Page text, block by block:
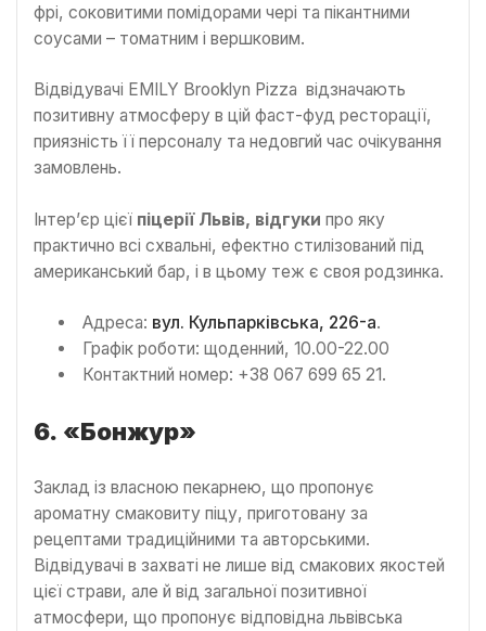
фрі, соковитими помідорами чері та пікантними
соусами – томатним і вершковим.
Відвідувачі EMILY Brooklyn Pizza відзначають
позитивну атмосферу в цій фаст-фуд ресторації,
приязність її персоналу та недовгий час очікування
замовлень.
Інтер’єр цієї піцерії Львів, відгуки про яку
практично всі схвальні, ефектно стилізований під
американський бар, і в цьому теж є своя родзинка.
Адреса: вул. Кульпарківська, 226-а.
Графік роботи: щоденний, 10.00-22.00
Контактний номер: +38 067 699 65 21.
6. «Бонжур»
Заклад із власною пекарнею, що пропонує
ароматну смаковиту піцу, приготовану за
рецептами традиційними та авторськими.
Відвідувачі в захваті не лише від смакових якостей
цієї страви, але й від загальної позитивної
атмосфери, що пропонує відповідна львівська